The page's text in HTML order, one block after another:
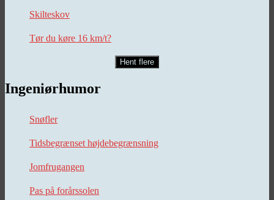
Skilteskov
Tør du køre 16 km/t?
Hent flere
Ingeniørhumor
Snøfler
Tidsbegrænset højdebegrænsning
Jomfrugangen
Pas på forårssolen